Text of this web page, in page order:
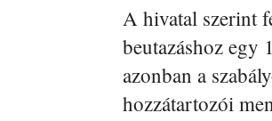
A hivatal szerint
beutazáshoz egy
azonban a
hozzátartozói